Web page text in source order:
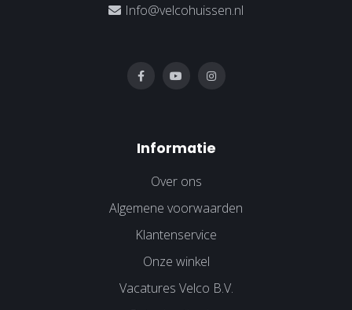
Info@velcohuissen.nl
Informatie
Over ons
Algemene voorwaarden
Klantenservice
Onze winkel
Vacatures Velco B.V.